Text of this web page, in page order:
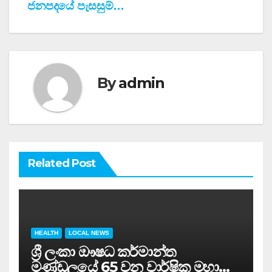
ජනපදයේ පැසසුම්…
Byadmin
Related Post
HEALTH LOCAL NEWS
ශ්‍රී ලංකා ඖෂධ කර්මාන්ත
මණ්ඩලයේ 65 වන වාර්ෂික මහා